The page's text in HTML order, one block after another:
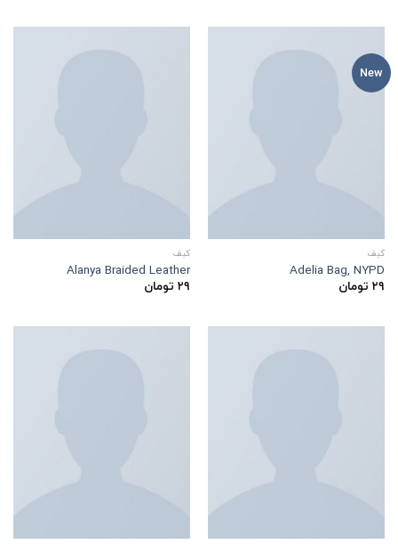
New
کبف
Adelia Bag, NYPD
۲۹ تومان
کبف
Alanya Braided Leather
۲۹ تومان